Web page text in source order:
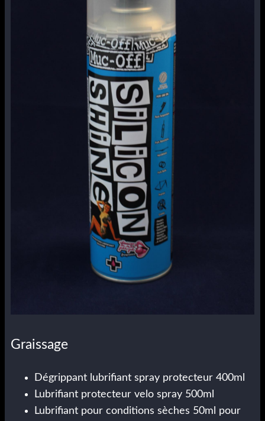
Graissage
Dégrippant lubrifiant spray protecteur 400ml
Lubrifiant protecteur velo spray 500ml
Lubrifiant pour conditions sèches 50ml pour